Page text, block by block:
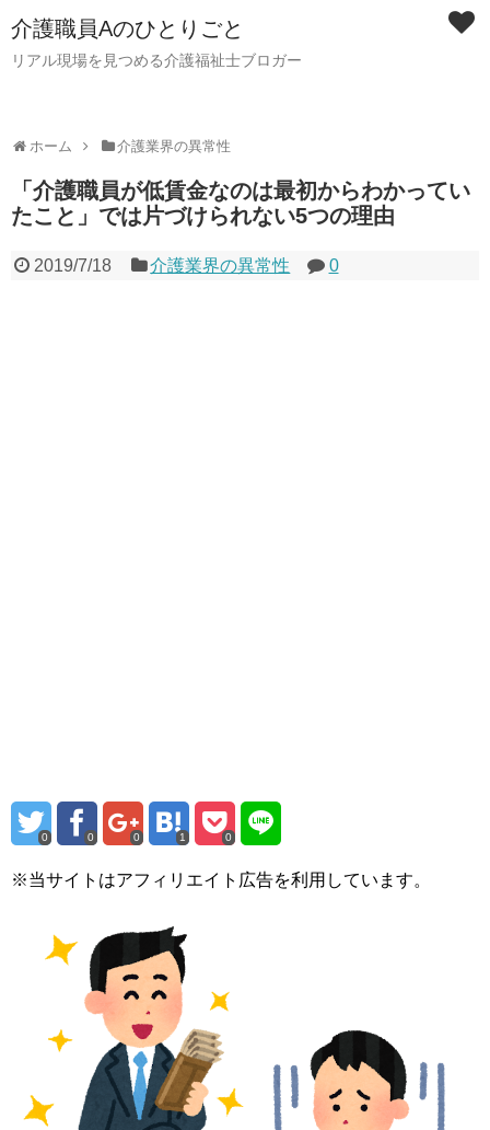
介護職員Aのひとりごと
リアル現場を見つめる介護福祉士ブロガー
ホーム 介護業界の異常性
「介護職員が低賃金なのは最初からわかってい
たこと」では片づけられない5つの理由
2019/7/18 介護業界の異常性 0
0 0 0 1 0
※当サイトはアフィリエイト広告を利用しています。